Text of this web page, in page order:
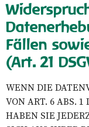
Fällen
(Art. 21
WENN DIE
VON ART. 6 ABS. 1
HABEN SIE